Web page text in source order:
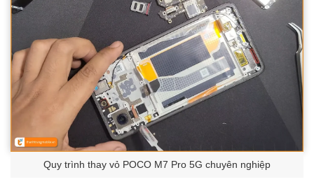
Quy trình thay vỏ POCO M7 Pro 5G chuyên nghiệp